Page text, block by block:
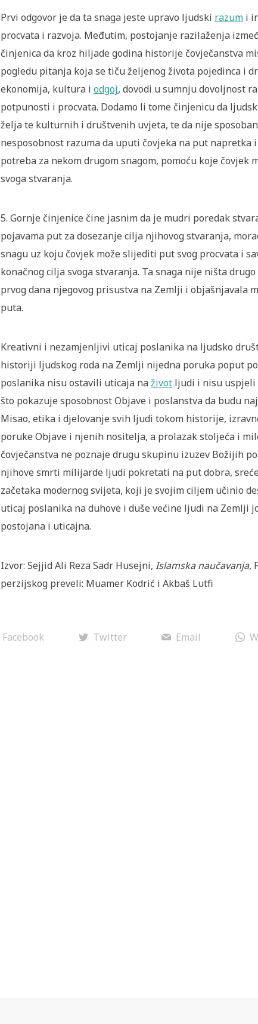
Prvi odgovor je da ta snaga jeste upravo ljudski razum i
procvata i razvoja. Međutim, postojanje razilaženja
činjenica da kroz hiljade godina historije čovječanstva
pogledu pitanja koja se tiču željenog života pojedinca i
ekonomija, kultura i odgoj, dovodi u sumnju dovoljnost
potpunosti i procvata. Dodamo li tome činjenicu da
želja te kulturnih i društvenih uvjeta, te da nije
nesposobnost razuma da uputi čovjeka na put napretka
potreba za nekom drugom snagom, pomoću koje
svoga stvaranja.
5. Gornje činjenice čine jasnim da je mudri poredak
pojavama put za dosezanje cilja njihovog stvaranja,
snagu uz koju čovjek može slijediti put svog procvata i
konačnog cilja svoga stvaranja. Ta snaga nije ništa
prvog dana njegovog prisustva na Zemlji i objašnjavala
puta.
Kreativni i nezamjenljivi uticaj poslanika na ljudsko
historiji ljudskog roda na Zemlji nijedna poruka poput
poslanika nisu ostavili uticaja naživot ljudi i nisu uspjeli
što pokazuje sposobnost Objave i poslanstva da budu
Misao, etika i djelovanje svih ljudi tokom historije,
poruke Objave i njenih nositelja, a prolazak stoljeća i
čovječanstva ne poznaje drugu skupinu izuzev Božijih
njihove smrti milijarde ljudi pokretati na put dobra,
začetaka modernog svijeta, koji je svojim ciljem učinio
uticaj poslanika na duhove i duše većine ljudi na Zemlji
postojana i uticajna.
Izvor: Sejjid Ali Reza Sadr Husejni, Islamska naučavanja,
perzijskog preveli: Muamer Kodrić i Akbaš Lutfi
Facebook Twitter Email